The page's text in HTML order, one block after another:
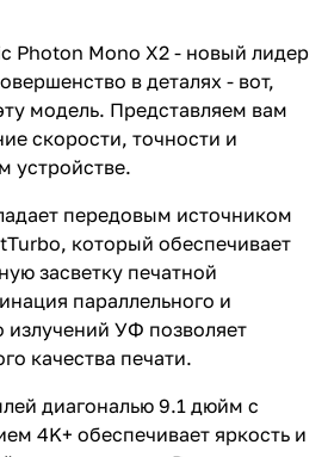
Photon Mono X2 - новый лидер
в деталях - вот,
модель. Представляем вам
скорости, точности и
устройстве.
передовым источником
который обеспечивает
засветку печатной
параллельного и
излучений УФ позволяет
качества печати.
диагональю 9.1 дюйм с
4K+ обеспечивает яркость и